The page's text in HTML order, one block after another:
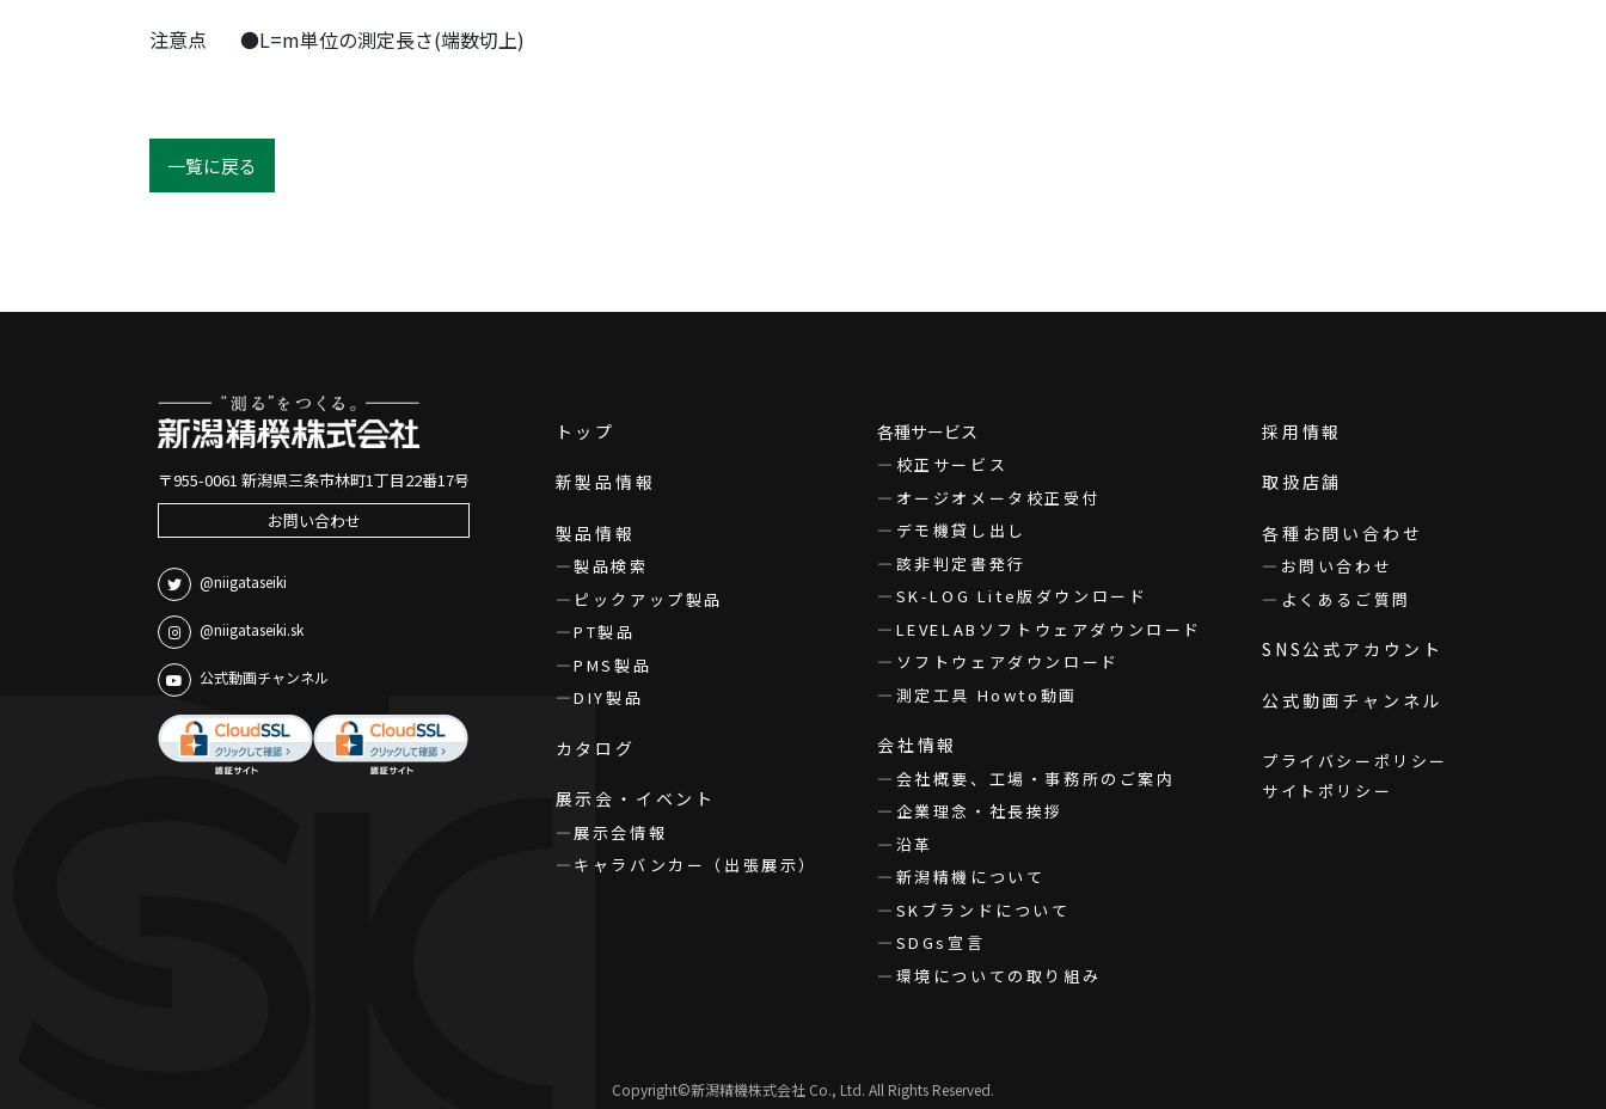
注意点 ●L=m単位の測定長さ(端数切上)
一覧に戻る
〒955-0061 新潟県三条市林町1丁目22番17号
お問い合わせ
@niigataseiki
@niigataseiki.sk
公式動画チャンネル
トップ
新製品情報
製品情報
製品検索
ピックアップ製品
PT製品
PMS製品
DIY製品
カタログ
展示会・イベント
展示会情報
キャラバンカー（出張展示）
各種サービス
校正サービス
オージオメータ校正受付
デモ機貸し出し
該非判定書発行
SK-LOG Lite版ダウンロード
LEVELABソフトウェアダウンロード
ソフトウェアダウンロード
測定工具 Howto動画
会社情報
会社概要、工場・事務所のご案内
企業理念・社長挨拶
沿革
新潟精機について
SKブランドについて
SDGs宣言
環境についての取り組み
採用情報
取扱店舗
各種お問い合わせ
お問い合わせ
よくあるご質問
SNS公式アカウント
公式動画チャンネル
プライバシーポリシー
サイトポリシー
Copyright©新潟精機株式会社 Co., Ltd. All Rights Reserved.